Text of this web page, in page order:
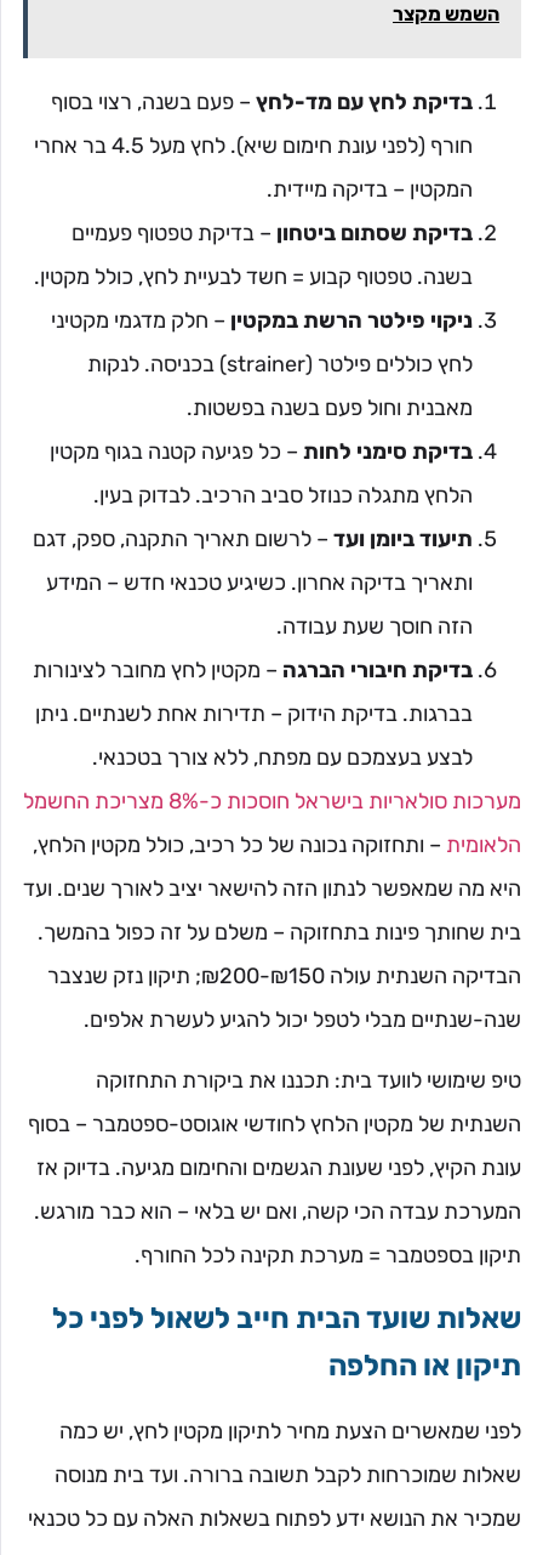
השמש מקצר
בדיקת לחץ עם מד-לחץ – פעם בשנה, רצוי בסוף
חורף (לפני עונת חימום שיא). לחץ מעל 4.5 בר אחרי
המקטין – בדיקה מיידית.
בדיקת שסתום ביטחון – בדיקת טפטוף פעמיים
בשנה. טפטוף קבוע = חשד לבעיית לחץ, כולל מקטין.
ניקוי פילטר הרשת במקטין – חלק מדגמי מקטיני
לחץ כוללים פילטר (strainer) בכניסה. לנקות
מאבנית וחול פעם בשנה בפשטות.
בדיקת סימני לחות – כל פגיעה קטנה בגוף מקטין
הלחץ מתגלה כנוזל סביב הרכיב. לבדוק בעין.
תיעוד ביומן ועד – לרשום תאריך התקנה, ספק, דגם
ותאריך בדיקה אחרון. כשיגיע טכנאי חדש – המידע
הזה חוסך שעת עבודה.
בדיקת חיבורי הברגה – מקטין לחץ מחובר לצינורות
בברגות. בדיקת הידוק – תדירות אחת לשנתיים. ניתן
לבצע בעצמכם עם מפתח, ללא צורך בטכנאי.
מערכות סולאריות בישראל חוסכות כ-8% מצריכת החשמל
הלאומית – ותחזוקה נכונה של כל רכיב, כולל מקטין הלחץ,
היא מה שמאפשר לנתון הזה להישאר יציב לאורך שנים. ועד
בית שחותך פינות בתחזוקה – משלם על זה כפול בהמשך.
הבדיקה השנתית עולה ₪150-₪200; תיקון נזק שנצבר
שנה-שנתיים מבלי לטפל יכול להגיע לעשרת אלפים.
טיפ שימושי לוועד בית: תכננו את ביקורת התחזוקה
השנתית של מקטין הלחץ לחודשי אוגוסט-ספטמבר – בסוף
עונת הקיץ, לפני שעונת הגשמים והחימום מגיעה. בדיוק אז
המערכת עבדה הכי קשה, ואם יש בלאי – הוא כבר מורגש.
תיקון בספטמבר = מערכת תקינה לכל החורף.
שאלות שועד הבית חייב לשאול לפני כל
תיקון או החלפה
לפני שמאשרים הצעת מחיר לתיקון מקטין לחץ, יש כמה
שאלות שמוכרחות לקבל תשובה ברורה. ועד בית מנוסה
שמכיר את הנושא ידע לפתוח בשאלות האלה עם כל טכנאי